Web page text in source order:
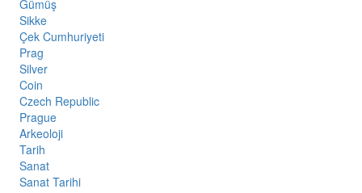
Gümüş
Sikke
Çek Cumhuriyeti
Prag
Silver
Coin
Czech Republic
Prague
Arkeoloji
Tarih
Sanat
Sanat Tarihi